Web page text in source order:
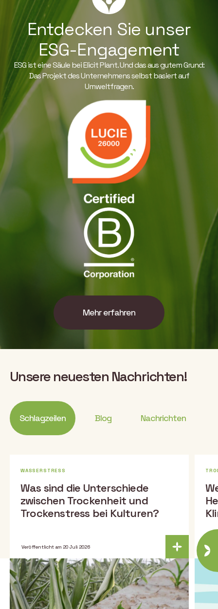
Entdecken Sie unser
ESG-Engagement
ESG ist eine Säule bei Elicit Plant. Und das aus gutem Grund:
Das Projekt des Unternehmens selbst basiert auf
Umweltfragen.
Mehr erfahren
Unsere neuesten Nachrichten!
Schlagzeilen Blog Nachrichten
WASSERSTRESS
Was sind die Unterschiede
zwischen Trockenheit und
Trockenstress bei Kulturen?
Veröffentlicht am 20 Juli 2026